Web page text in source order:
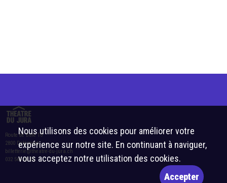
Route de Bâle 10
2800 Delémont
billetterie@theatre-du-jura.ch
032 566 55 55
Nous utilisons des cookies pour améliorer votre
expérience sur notre site. En continuant à naviguer,
vous acceptez notre utilisation des cookies.
Accepter